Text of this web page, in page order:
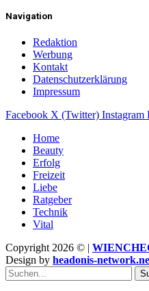
Navigation
Redaktion
Werbung
Kontakt
Datenschutzerklärung
Impressum
Facebook X (Twitter) Instagram
Home
Beauty
Erfolg
Freizeit
Liebe
Ratgeber
Technik
Vital
Copyright 2026 © |
Design by headonis-